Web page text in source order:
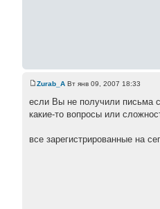
Zurab_A Вт янв 09, 2007 18:33
если Вы не получили письма
какие-то вопросы или
все зарегистрированные на